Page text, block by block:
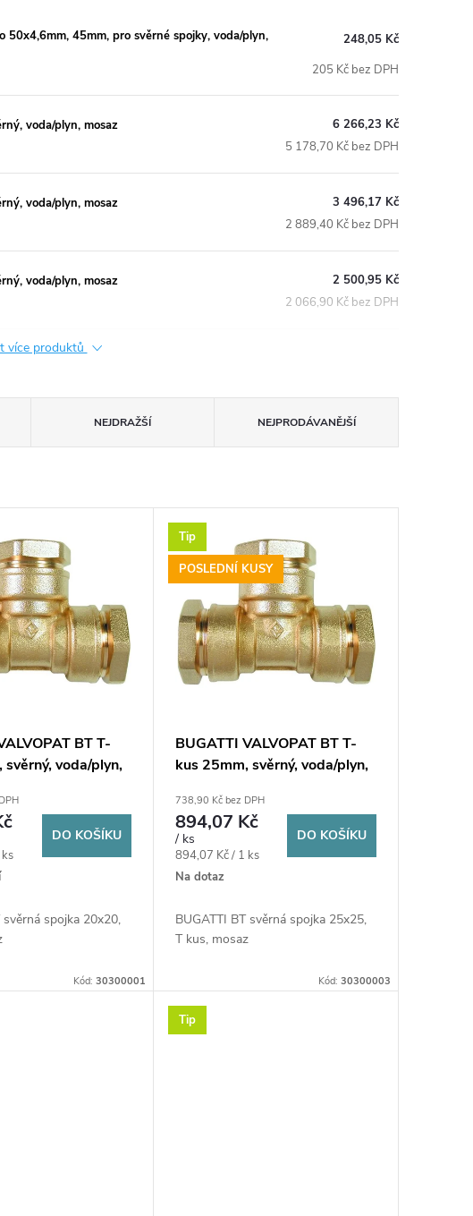
50x4,6mm, 45mm, pro svěrné spojky, voda/plyn,
248,05 Kč
205 Kč bez DPH
voda/plyn, mosaz
6 266,23 Kč
5 178,70 Kč bez DPH
voda/plyn, mosaz
3 496,17 Kč
2 889,40 Kč bez DPH
voda/plyn, mosaz
2 500,95 Kč
2 066,90 Kč bez DPH
více produktů
NEJDRAŽŠÍ NEJPRODÁVANĚJŠÍ
BT T-
svěrný, voda/plyn,
DO KOŠÍKU
svěrná spojka 20x20,
Kód: 30300001
Tip
POSLEDNÍ KUSY
BUGATTI VALVOPAT BT T-
kus 25mm, svěrný, voda/plyn,
738,90 Kč bez DPH
894,07 Kč
/ ks
Měrná
cena:
894,07 Kč / 1 ks
Na dotaz
DO KOŠÍKU
BUGATTI BT svěrná spojka 25x25,
T kus, mosaz
Kód: 30300003
Tip